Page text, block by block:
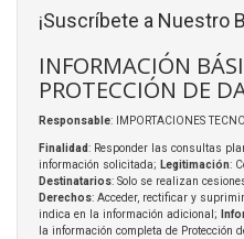
¡Suscríbete a Nuestro
INFORMACIÓN
PROTECCIÓN DE
Responsable: IMPORTACIONES
Finalidad: Responder las consultas
información solicitada; Legitimación:
Destinatarios: Solo se realizan
Derechos: Acceder, rectificar y
indica en la información adicional;
la información completa de Protección